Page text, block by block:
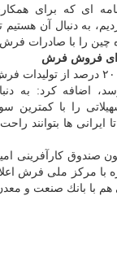
ای كه برای
به دنبال آن هستیم
را با صادرات فرش
فروش فرش
دستپاك با اشاره به اینكه ۲۰
اضافه كرد: به
را با كمترین
ایرانی ها بتوانند
صندوق كارآفرینی
با مركز ملی فرش
با بانك صنعت و معدن